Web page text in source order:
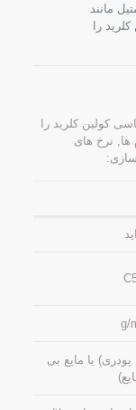
مانند
را
کولین کلرید را
نرخ های
یا مایع بی